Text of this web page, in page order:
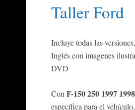
Taller Ford
Incluye todas las
Inglés con imagenes
DVD
Con F-150 250 1997
específica para el